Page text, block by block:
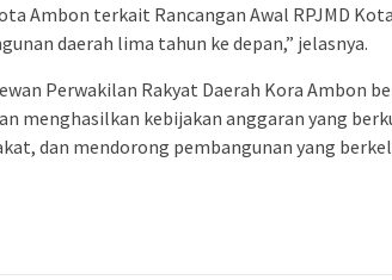
Ambon terkait Rancangan Awal RPJMD
daerah lima tahun ke depan,” jelasnya.
Perwakilan Rakyat Daerah Kora Ambon
menghasilkan kebijakan anggaran yang
dan mendorong pembangunan yang